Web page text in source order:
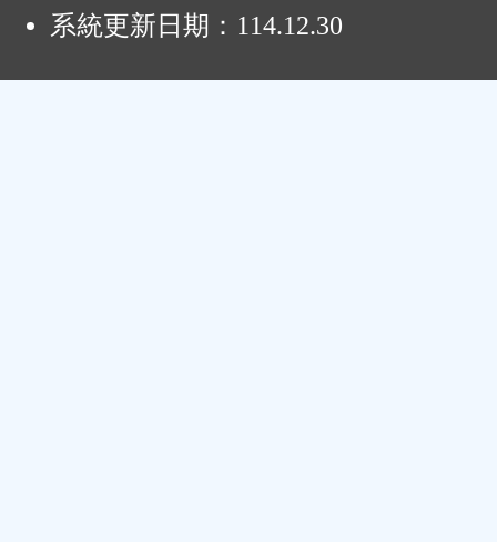
系統更新日期： 114.12.30